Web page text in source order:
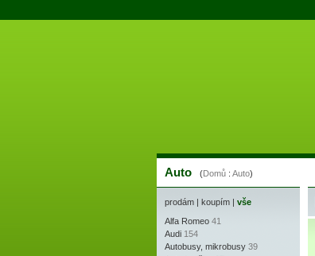
Auto (Domů : Auto)
prodám | koupím | vše
Alfa Romeo 41
Audi 154
Autobusy, mikrobusy 39